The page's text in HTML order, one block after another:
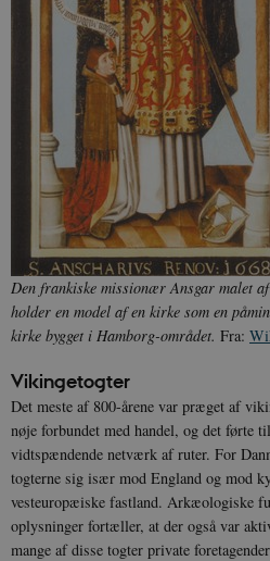
Den frankiske missionær Ansgar malet
holder en model af en kirke som en
kirke bygget i Hamborg-området. Fra:
Vikingetogter
Det meste af 800-årene var præget af
nøje forbundet med handel, og det førte
vidtspændende netværk af ruter. For
togterne sig især mod England og mod
vesteuropæiske fastland. Arkæologiske
oplysninger fortæller, at der også var
mange af disse togter private